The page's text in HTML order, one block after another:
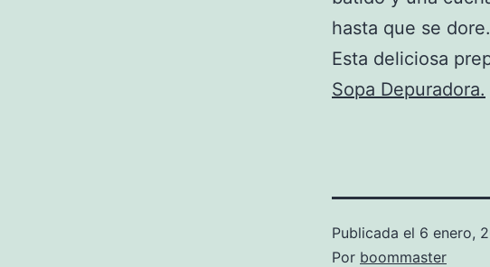
hasta que se
Esta deliciosa
Sopa Depuradora.
Publicada el 6 enero,
Por boommaster